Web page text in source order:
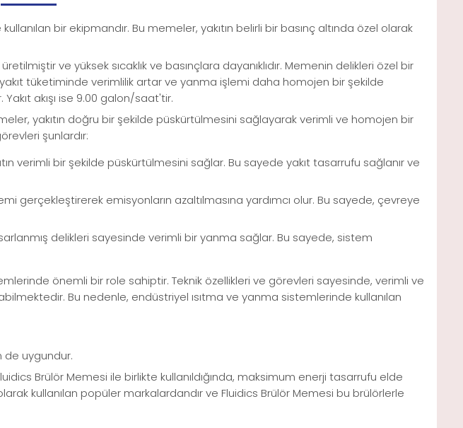
bir ekipmandır. Bu memeler, yakıtın belirli bir basınç altında özel olarak
ve yüksek sıcaklık ve basınçlara dayanıklıdır. Memenin delikleri özel bir
tüketiminde verimlilik artar ve yanma işlemi daha homojen bir şekilde
akışı ise 9.00 galon/saat'tir.
yakıtın doğru bir şekilde püskürtülmesini sağlayarak verimli ve homojen bir
şunlardır:
verimli bir şekilde püskürtülmesini sağlar. Bu sayede yakıt tasarrufu sağlanır ve
gerçekleştirerek emisyonların azaltılmasına yardımcı olur. Bu sayede, çevreye
delikleri sayesinde verimli bir yanma sağlar. Bu sayede, sistem
önemli bir role sahiptir. Teknik özellikleri ve görevleri sayesinde, verimli ve
Bu nedenle, endüstriyel ısıtma ve yanma sistemlerinde kullanılan
de uygundur.
Brülör Memesi ile birlikte kullanıldığında, maksimum enerji tasarrufu elde
kullanılan popüler markalardandır ve Fluidics Brülör Memesi bu brülörlerle